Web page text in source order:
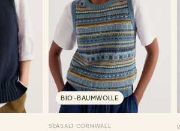
BIO-BAUMWOLLE
SEASALT CORNWALL